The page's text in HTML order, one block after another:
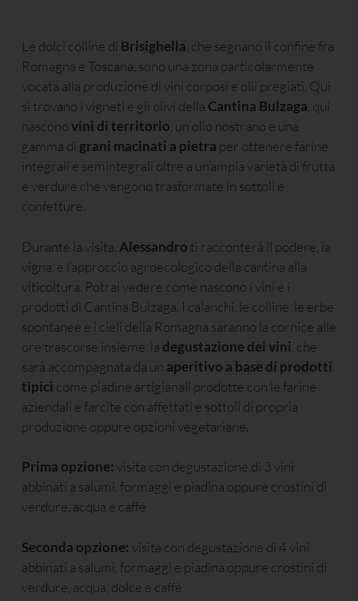
Le dolci colline di Brisighella , che segnano il confine fra
Romagna e Toscana, sono una zona particolarmente
vocata alla produzione di vini corposi e olii pregiati. Qui
si trovano i vigneti e gli olivi della Cantina Bulzaga , qui
nasconovini di territorio , un olio nostrano e una
gamma di grani macinati a pietra per ottenere farine
integrali e semintegrali oltre a un’ampia varietà di frutta
e verdure che vengono trasformate in sottoli e
confetture.
Durante la visita, Alessandro ti racconterà il podere, la
vigna, e l’approccio agroecologico della cantina alla
viticoltura. Potrai vedere come nascono i vini e i
prodotti di Cantina Bulzaga. I calanchi, le colline, le erbe
spontanee e i cieli della Romagna saranno la cornice alle
ore trascorse insieme, la degustazione dei vini , che
sarà accompagnata da un aperitivo a base di prodotti
tipici come piadine artigianali prodotte con le farine
aziendali e farcite con affettati e sottoli di propria
produzione oppure opzioni vegetariane.
Prima opzione: visita con degustazione di 3 vini
abbinati a salumi, formaggi e piadina oppure crostini di
verdure, acqua e caffè
Seconda opzione: visita con degustazione di 4 vini
abbinati a salumi, formaggi e piadina oppure crostini di
verdure, acqua, dolce e caffè